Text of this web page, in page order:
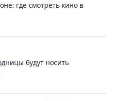
где смотреть кино в
будут носить